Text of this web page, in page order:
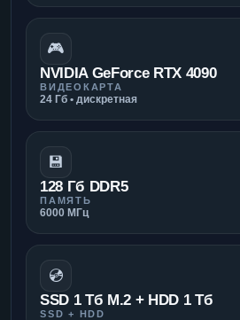
🎮
NVIDIA GeForce RTX 4090
ВИДЕОКАРТА
24 Гб • дискретная
💾
128 Гб DDR5
ПАМЯТЬ
6000 МГц
💿
SSD 1 Тб M.2 + HDD 1 Тб
SSD + HDD